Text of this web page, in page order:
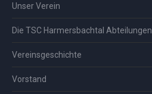
Unser Verein
Die TSC Harmersbachtal Abteilungen
Vereinsgeschichte
Vorstand